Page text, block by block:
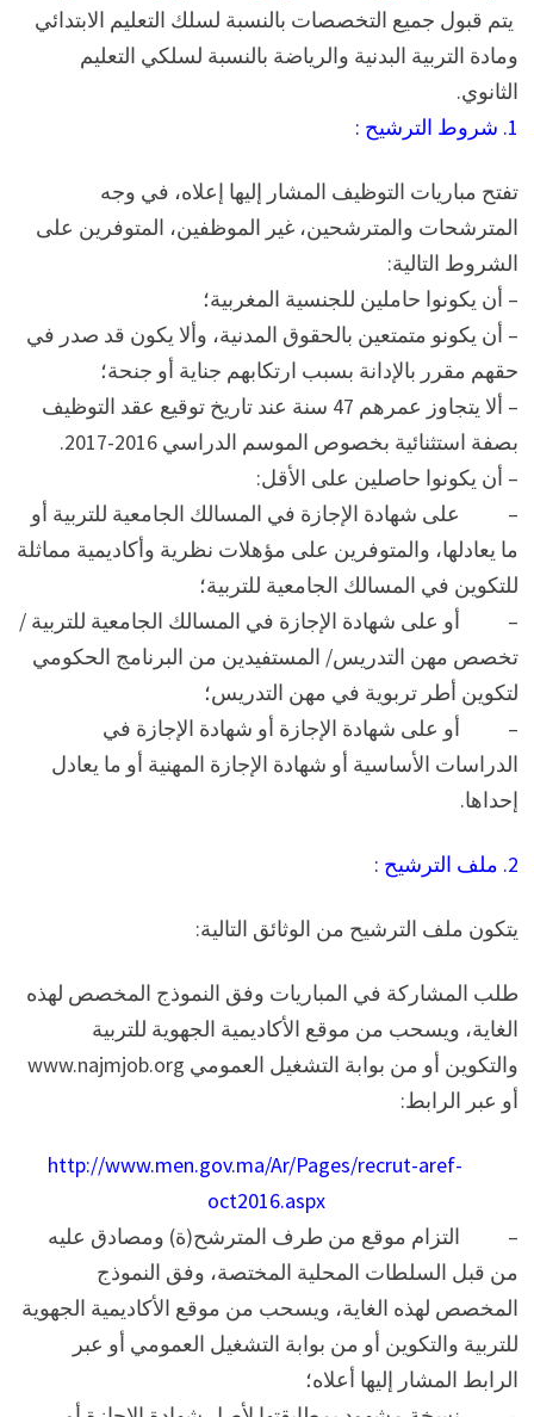
يتم قبول جميع التخصصات بالنسبة لسلك التعليم الابتدائي
ومادة التربية البدنية والرياضة بالنسبة لسلكي التعليم
الثانوي.
1. شروط الترشيح :
تفتح مباريات التوظيف المشار إليها إعلاه، في وجه
المترشحات والمترشحين، غير الموظفين، المتوفرين على
الشروط التالية:
– أن يكونوا حاملين للجنسية المغربية؛
– أن يكونو متمتعين بالحقوق المدنية، وألا يكون قد صدر في
حقهم مقرر بالإدانة بسبب ارتكابهم جناية أو جنحة؛
– ألا يتجاوز عمرهم 47 سنة عند تاريخ توقيع عقد التوظيف
بصفة استثنائية بخصوص الموسم الدراسي 2016-2017.
– أن يكونوا حاصلين على الأقل:
– على شهادة الإجازة في المسالك الجامعية للتربية أو
ما يعادلها، والمتوفرين على مؤهلات نظرية وأكاديمية مماثلة
للتكوين في المسالك الجامعية للتربية؛
– أو على شهادة الإجازة في المسالك الجامعية للتربية /
تخصص مهن التدريس/ المستفيدين من البرنامج الحكومي
لتكوين أطر تربوية في مهن التدريس؛
– أو على شهادة الإجازة أو شهادة الإجازة في
الدراسات الأساسية أو شهادة الإجازة المهنية أو ما يعادل
إحداها.
2. ملف الترشيح :
يتكون ملف الترشيح من الوثائق التالية:
طلب المشاركة في المباريات وفق النموذج المخصص لهذه
الغاية، ويسحب من موقع الأكاديمية الجهوية للتربية
والتكوين أو من بوابة التشغيل العمومي www.najmjob.org
أو عبر الرابط:
http://www.men.gov.ma/Ar/Pages/recrut-aref-
oct2016.aspx
– التزام موقع من طرف المترشح(ة) ومصادق عليه
من قبل السلطات المحلية المختصة، وفق النموذج
المخصص لهذه الغاية، ويسحب من موقع الأكاديمية الجهوية
للتربية والتكوين أو من بوابة التشغيل العمومي أو عبر
الرابط المشار إليها أعلاه؛